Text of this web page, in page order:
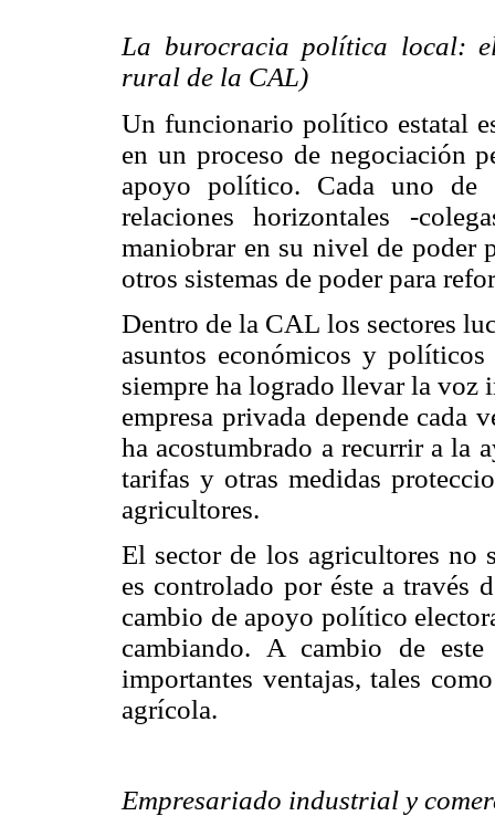
La burocracia política local:
rural de la CAL)
Un funcionario político estatal
en un proceso de negociación
apoyo político. Cada uno de
relaciones horizontales -
maniobrar en su nivel de poder
otros sistemas de poder para
Dentro de la CAL los sectores
asuntos económicos y
siempre ha logrado llevar la
empresa privada depende cada
ha acostumbrado a recurrir a la
tarifas y otras medidas
agricultores.
El sector de los agricultores no
es controlado por éste a través
cambio de apoyo político
cambiando. A cambio de
importantes ventajas, tales
agrícola.
Empresariado industrial y